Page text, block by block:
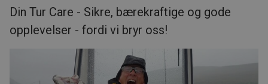
Din Tur Care - Sikre, bærekraftige og gode
opplevelser - fordi vi bryr oss!